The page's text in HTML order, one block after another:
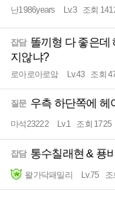
난1986years Lv.3 조회
잡담 똘끼형 다 좋은데
지않냐?
로아로아로앜 Lv.43 조회
질문 우측 하단쪽에 헤
마석23222 Lv.1 조회 1725
잡담 통수칠래현 & 푱
왈가닥패밀리 Lv.75 조